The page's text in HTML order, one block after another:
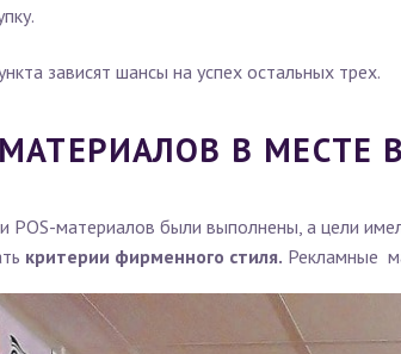
зависят шансы на успех остальных трех.
В МЕСТЕ
POS-материалов были выполнены, а цели
критерии фирменного стиля. Рекламные